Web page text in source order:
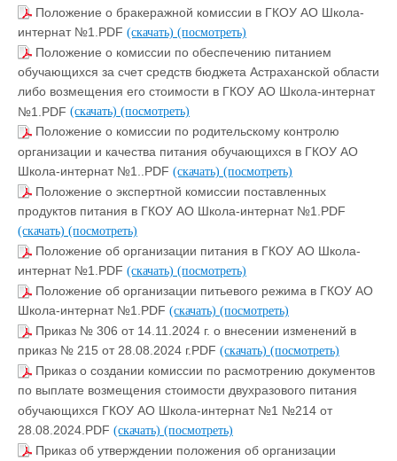
Положение о бракеражной комиccии в ГКОУ АО Школа-
интернат №1.PDF (скачать) (посмотреть)
Положение о комиссии по обеспечению питанием
обучающихся за счет средств бюджета Астраханской области
либо возмещения его стоимости в ГКОУ АО Школа-интернат
№1.PDF (скачать) (посмотреть)
Положение о комиссии по родительскому контролю
организации и качества питания обучающихся в ГКОУ АО
Школа-интернат №1..PDF (скачать) (посмотреть)
Положение о экспертной комиссии поставленных
продуктов питания в ГКОУ АО Школа-интернат №1.PDF
(скачать) (посмотреть)
Положение об организации питания в ГКОУ АО Школа-
интернат №1.PDF (скачать) (посмотреть)
Положение об организации питьевого режима в ГКОУ АО
Школа-интернат №1.PDF (скачать) (посмотреть)
Приказ № 306 от 14.11.2024 г. о внесении изменений в
приказ № 215 от 28.08.2024 г.PDF (скачать) (посмотреть)
Приказ о создании комиссии по расмотрению документов
по выплате возмещения стоимости двухразового питания
обучающихся ГКОУ АО Школа-интернат №1 №214 от
28.08.2024.PDF (скачать) (посмотреть)
Приказ об утверждении положения об организации